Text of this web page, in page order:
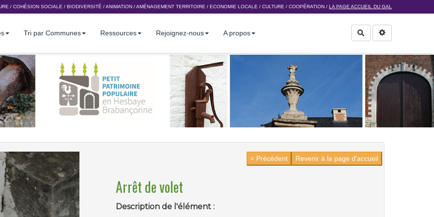
/ COHÉSION SOCIALE / BIODIVERSITÉ /ANIMATION /AMÉNAGEMENT TERRITOIRE / ECONOMIE LOCALE / CULTURE / COOPÉRATION / LA PAGE ACCUEIL DU GAL
Tri par Communes Ressources Rejoignez-nous A propos Rechercher
Revenir à la page d'accueil
< Précédent
Arrêt de volet
Description de l'élément :